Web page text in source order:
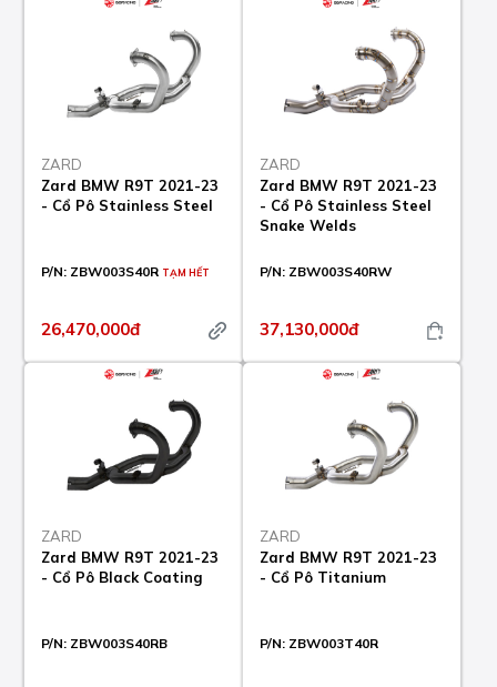
ZARD
Zard BMW R9T 2021-23
- Cổ Pô Stainless Steel
P/N: ZBW003S40R TẠM HẾT
26,470,000đ
ZARD
Zard BMW R9T 2021-23
- Cổ Pô Stainless Steel
Snake Welds
P/N: ZBW003S40RW
37,130,000đ
ZARD
Zard BMW R9T 2021-23
- Cổ Pô Black Coating
P/N: ZBW003S40RB
ZARD
Zard BMW R9T 2021-23
- Cổ Pô Titanium
P/N: ZBW003T40R